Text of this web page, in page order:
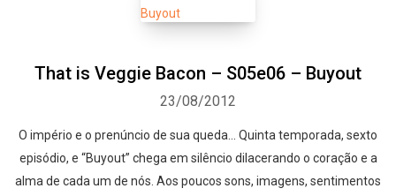
That is Veggie Bacon – S05e06 – Buyout
23/08/2012
O império e o prenúncio de sua queda… Quinta temporada, sexto
episódio, e “Buyout” chega em silêncio dilacerando o coração e a
alma de cada um de nós. Aos poucos sons, imagens, sentimentos